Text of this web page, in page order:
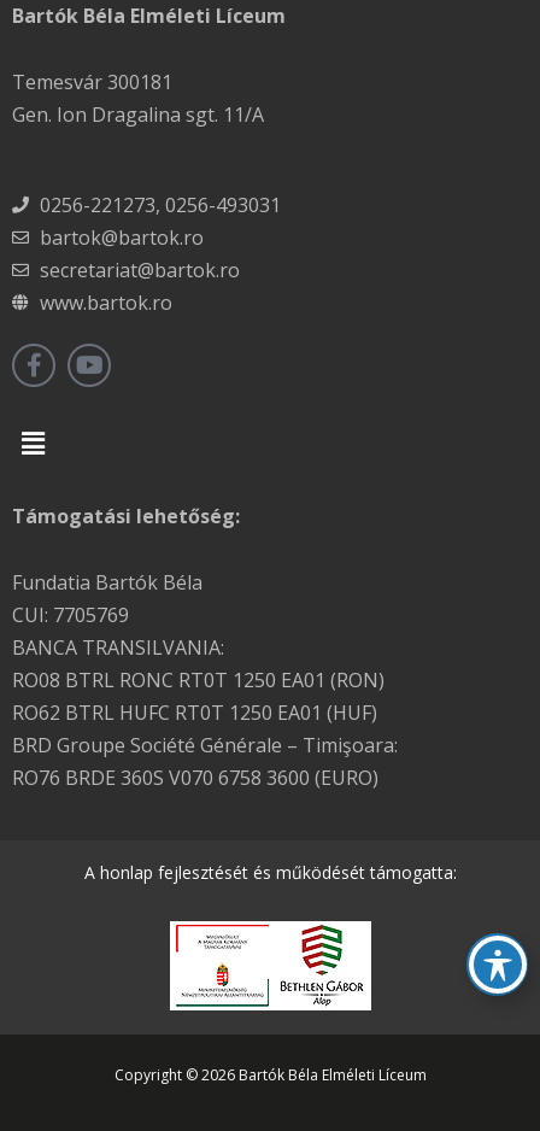
Bartók Béla Elméleti Líceum
Temesvár 300181
Gen. Ion Dragalina sgt. 11/A
0256-221273, 0256-493031
bartok@bartok.ro
secretariat@bartok.ro
www.bartok.ro
Menu
Támogatási lehetőség:
Fundatia Bartók Béla
CUI: 7705769
BANCA TRANSILVANIA:
RO08 BTRL RONC RT0T 1250 EA01 (RON)
RO62 BTRL HUFC RT0T 1250 EA01 (HUF)
BRD Groupe Société Générale – Timişoara:
RO76 BRDE 360S V070 6758 3600 (EURO)
A honlap fejlesztését és működését támogatta:
Copyright © 2026 Bartók Béla Elméleti Líceum